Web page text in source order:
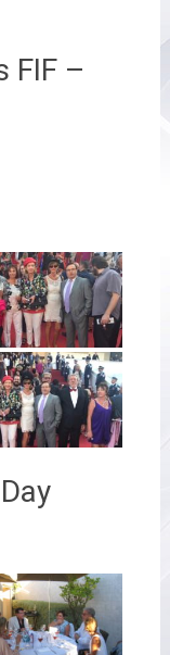
FIF –